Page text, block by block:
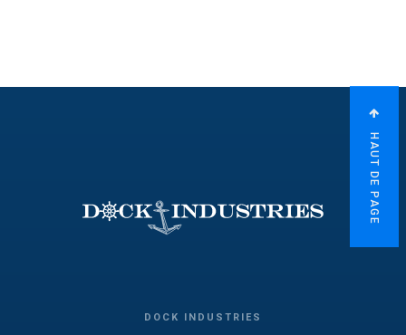
HAUT DE PAGE
DOCK INDUSTRIES